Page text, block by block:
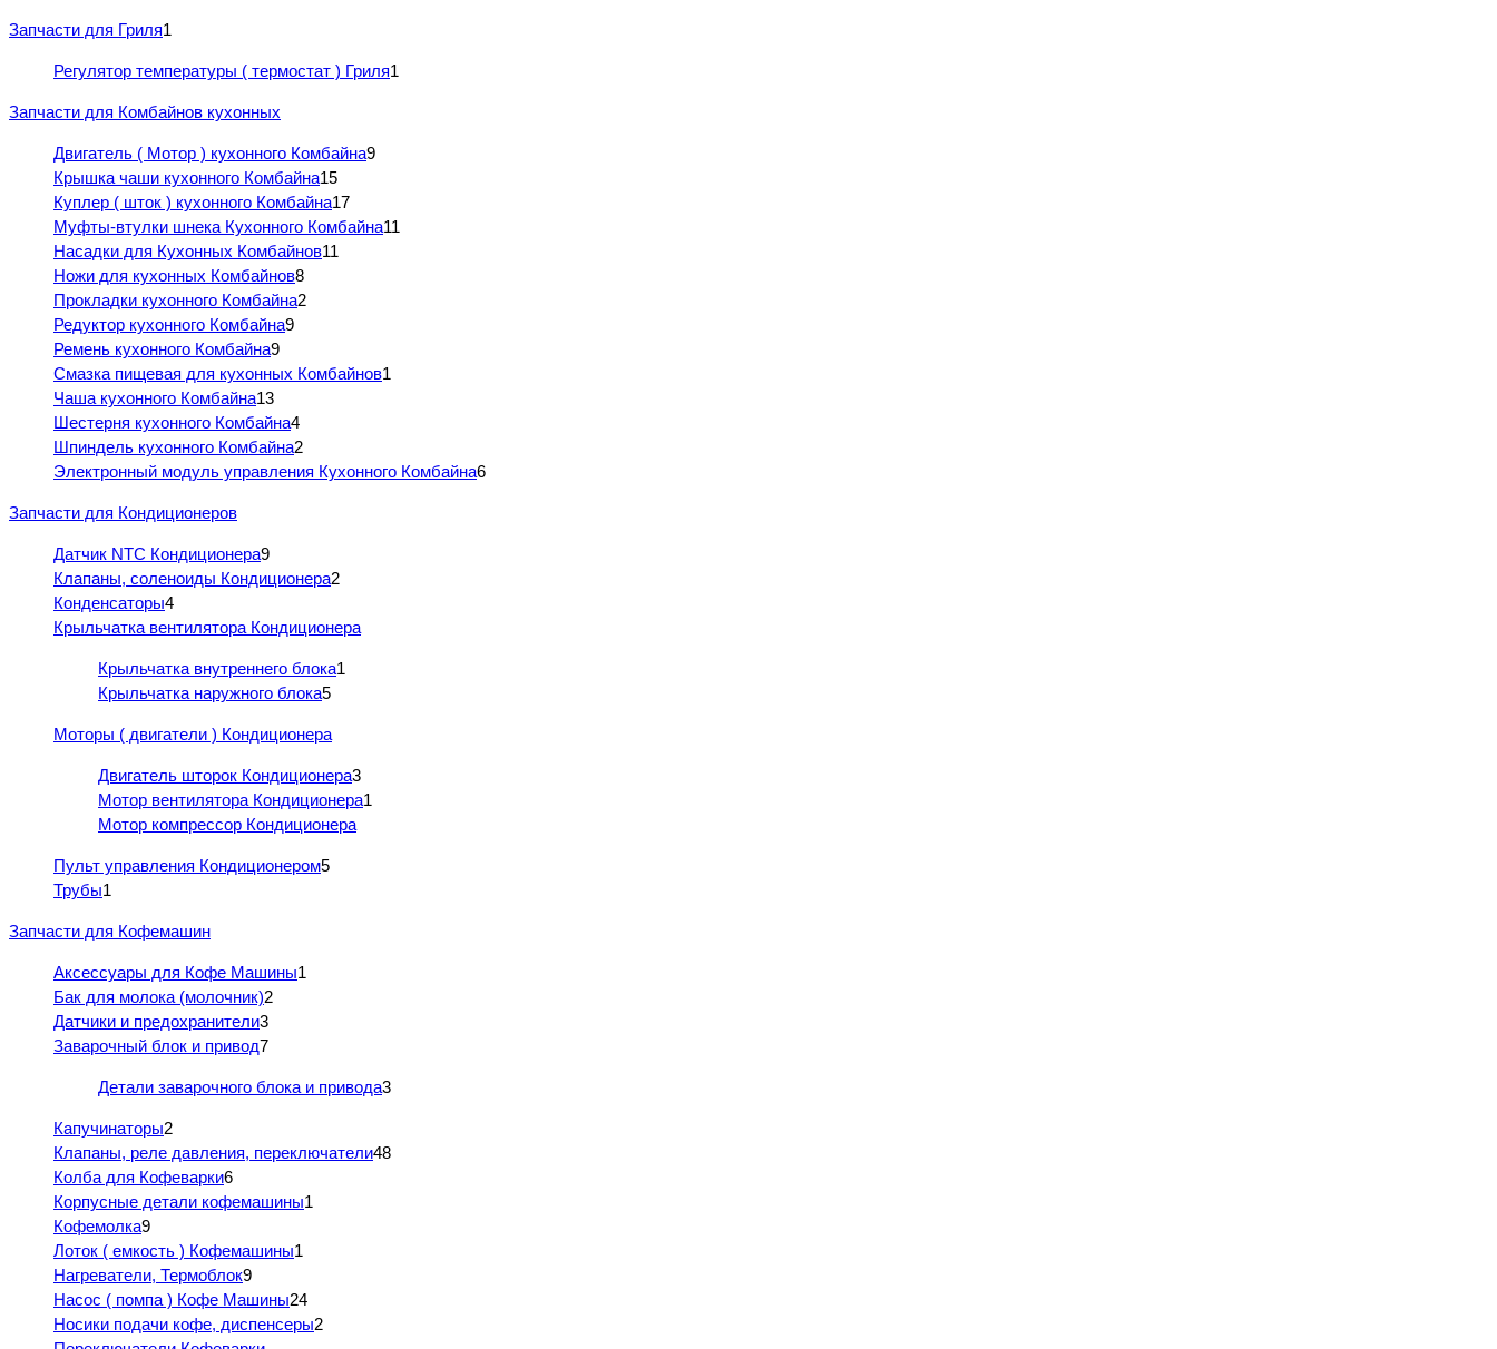
Запчасти для Гриля1
Регулятор температуры ( термостат ) Гриля1
Запчасти для Комбайнов кухонных
Двигатель ( Мотор ) кухонного Комбайна9
Крышка чаши кухонного Комбайна15
Куплер ( шток ) кухонного Комбайна17
Муфты-втулки шнека Кухонного Комбайна11
Насадки для Кухонных Комбайнов11
Ножи для кухонных Комбайнов8
Прокладки кухонного Комбайна2
Редуктор кухонного Комбайна9
Ремень кухонного Комбайна9
Смазка пищевая для кухонных Комбайнов1
Чаша кухонного Комбайна13
Шестерня кухонного Комбайна4
Шпиндель кухонного Комбайна2
Электронный модуль управления Кухонного Комбайна6
Запчасти для Кондиционеров
Датчик NTC Кондиционера9
Клапаны, соленоиды Кондиционера2
Конденсаторы4
Крыльчатка вентилятора Кондиционера
Крыльчатка внутреннего блока1
Крыльчатка наружного блока5
Моторы ( двигатели ) Кондиционера
Двигатель шторок Кондиционера3
Мотор вентилятора Кондиционера1
Мотор компрессор Кондиционера
Пульт управления Кондиционером5
Трубы1
Запчасти для Кофемашин
Аксессуары для Кофе Машины1
Бак для молока (молочник)2
Датчики и предохранители3
Заварочный блок и привод7
Детали заварочного блока и привода3
Капучинаторы2
Клапаны, реле давления, переключатели48
Колба для Кофеварки6
Корпусные детали кофемашины1
Кофемолка9
Лоток ( емкость ) Кофемашины1
Нагреватели, Термоблок9
Насос ( помпа ) Кофе Машины24
Носики подачи кофе, диспенсеры2